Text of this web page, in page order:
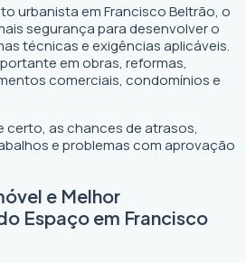
urbanista em Francisco Beltrão, o
segurança para desenvolver o
técnicas e exigências aplicáveis.
em obras, reformas,
comerciais, condomínios e
as chances de atrasos,
e problemas com aprovação
e Melhor
Espaço em Francisco